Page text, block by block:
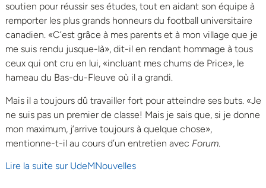
soutien pour réussir ses études, tout en aidant son équipe à
remporter les plus grands honneurs du football universitaire
canadien. «C’est grâce à mes parents et à mon village que je
me suis rendu jusque-là», dit-il en rendant hommage à tous
ceux qui ont cru en lui, «incluant mes chums de Price», le
hameau du Bas-du-Fleuve où il a grandi.
Mais il a toujours dû travailler fort pour atteindre ses buts. «Je
ne suis pas un premier de classe! Mais je sais que, si je donne
mon maximum, j’arrive toujours à quelque chose»,
mentionne-t-il au cours d’un entretien avec Forum.
Lire la suite sur UdeMNouvelles